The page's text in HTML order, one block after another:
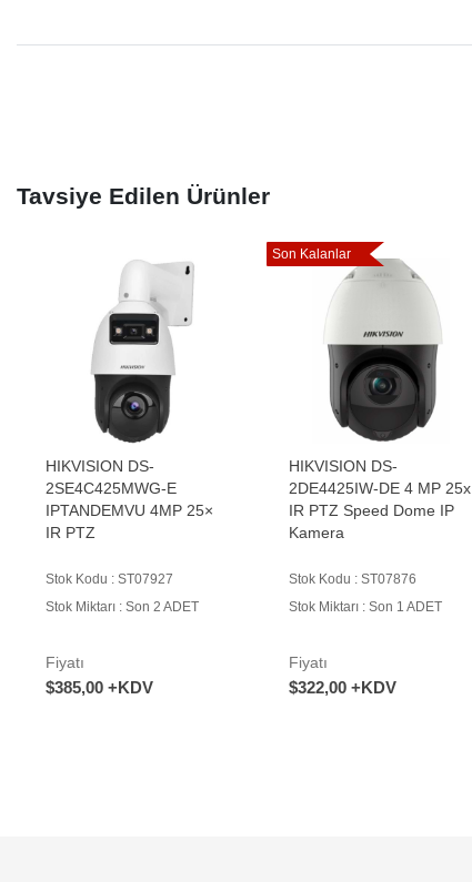
Tavsiye Edilen Ürünler
HIKVISION DS-
2SE4C425MWG-E
IPTANDEMVU 4MP 25×
IR PTZ
Stok Kodu : ST07927
Stok Miktarı : Son 2 ADET
Fiyatı
$385,00 +KDV
Son Kalanlar
HIKVISION DS-
2DE4425IW-DE 4 MP 25x
IR PTZ Speed Dome IP
Kamera
Stok Kodu : ST07876
Stok Miktarı : Son 1 ADET
Fiyatı
$322,00 +KDV